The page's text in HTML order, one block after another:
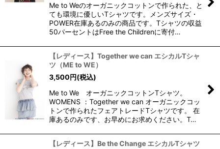
Me to Weのオーガニックコットンで作られた、と
ても環境に優しいTシャツです。メンズサイズ・
POWER在庫あるのみの商品です。Tシャツの収益
50パーセントはFree the Childrenに寄付…
【レディース】Together we can エシカルTシャ
ツ（ME to WE）
3,500円(税込)
Me to We オーガニックコットンTシャツ。
WOMENS ：Together we can オーガニックコッ
トンで作られたフェアトレードTシャツです。 在
庫あるのみです、お早めにお求めください。T…
【レディース】Be the Change エシカルTシャツ